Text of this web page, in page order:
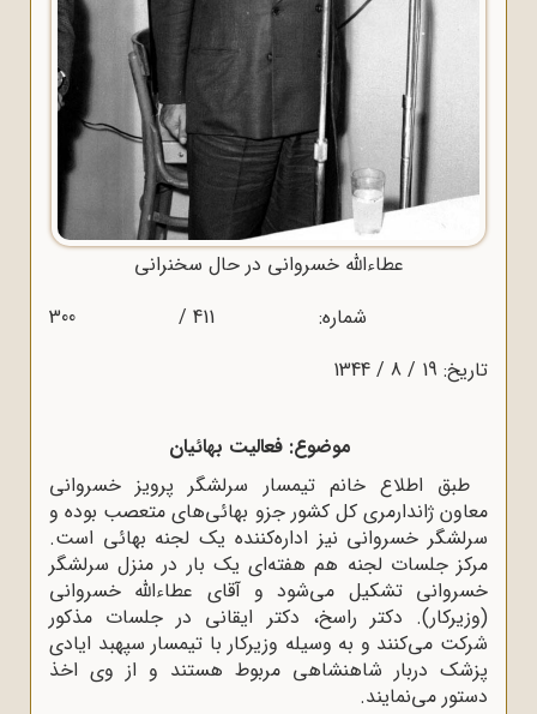
عطاءالله خسروانی در حال سخنرانی
شماره: 411 / 300
تاریخ: 19 / 8 / 1344
موضوع: فعالیت بهائیان
طبق اطلاع خانم تیمسار سرلشگر پرویز خسروانی
معاون ژاندارمری کل کشور جزو بهائی‌های متعصب بوده و
سرلشگر خسروانی نیز اداره‌کننده یک لجنه بهائی است.
مرکز جلسات لجنه هم هفته‌ای یک بار در منزل سرلشگر
خسروانی تشکیل می‌شود و آقای عطاءالله خسروانی
(وزیرکار). دکتر راسخ، دکتر ایقانی در جلسات مذکور
شرکت می‌کنند و به وسیله وزیرکار با تیمسار سپهبد ایادی
پزشک دربار شاهنشاهی مربوط هستند و از وی اخذ
دستور می‌نمایند.